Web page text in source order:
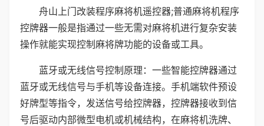
舟山上门改装程序麻将机遥控器;普通麻将机程序
控牌器一般是指通过一些无需对麻将机进行复杂安装
操作就能实现控制麻将牌功能的设备或工具。
蓝牙或无线信号控制原理：一些智能控牌器通过
蓝牙或无线信号与手机等设备连接。手机端软件预设
好牌型等指令，发送信号给控牌器，控牌器接收到信
号后驱动内部微型电机或机械结构，在麻将机洗牌、